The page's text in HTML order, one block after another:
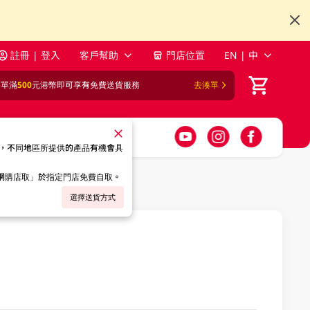
註冊 | 登入 客戶幫助 門店位置 EN | 中
滿500元港幣即可享有免費送貨服務 去湊單
不同地區所提供的產品有機會具
店取」於指定門店免費自取。
選擇送貨方式